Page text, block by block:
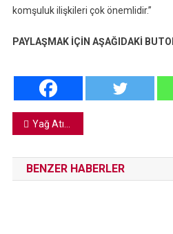
komşuluk ilişkileri çok önemlidir.”
PAYLAŞMAK İÇİN AŞAĞIDAKİ
Yazı
gezinmesi
Yağ Atığı Verenlere Bulaşık Deterjanı
BENZER HABERLER